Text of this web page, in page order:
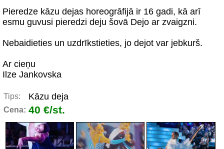
Pieredze kāzu dejas horeogrāfijā ir 16 gadi, kā arī
esmu guvusi pieredzi deju šovā Dejo ar zvaigzni.
Nebaidieties un uzdrīkstieties, jo dejot var jebkurš.
Ar cieņu
Ilze Jankovska
Tips: Kāzu deja
Cena: 40 €/st.